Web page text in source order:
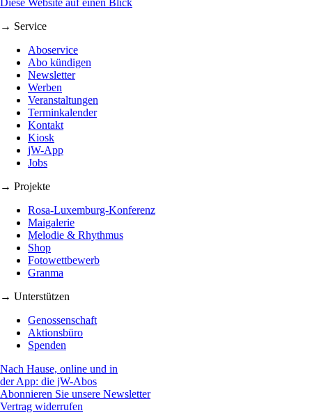
Diese Website auf einen Blick
→ Service
Aboservice
Abo kündigen
Newsletter
Werben
Veranstaltungen
Terminkalender
Kontakt
Kiosk
jW-App
Jobs
→ Projekte
Rosa-Luxemburg-Konferenz
Maigalerie
Melodie & Rhythmus
Shop
Fotowettbewerb
Granma
→ Unterstützen
Genossenschaft
Aktionsbüro
Spenden
Nach Hause, online und in
der App: die jW-Abos
Abonnieren Sie unsere Newsletter
Vertrag widerrufen